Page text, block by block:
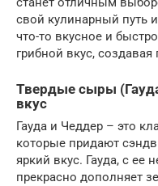
свой кулинарный путь
что-то вкусное и
грибной вкус,
Твердые сыры
вкус
Гауда и Чеддер – это
которые придают
яркий вкус. Гауда, с
прекрасно дополняет